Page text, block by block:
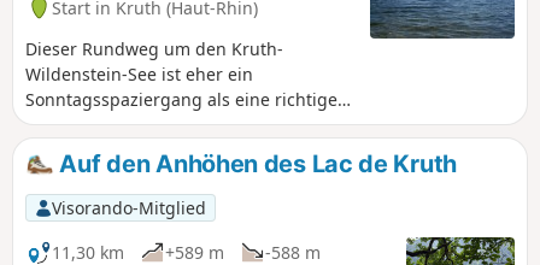
von der friedlichen und magischen
Atmosphäre dieses Ortes verzaubern lassen.
Start in Kruth (Haut-Rhin)
Dieser Rundweg um den Kruth-
Wildenstein-See ist eher ein
Sonntagsspaziergang als eine richtige
Wanderung. Er ist auch für Menschen
mit Behinderungen zugänglich und
bietet Ihnen eine willkommene
Abwechslung. Besonders angenehm ist
er im Sommer, wenn es im Tal sehr heiß
ist.
Auf den Anhöhen des Lac de Kruth
Visorando-Mitglied
11,30 km
+589 m
-588 m